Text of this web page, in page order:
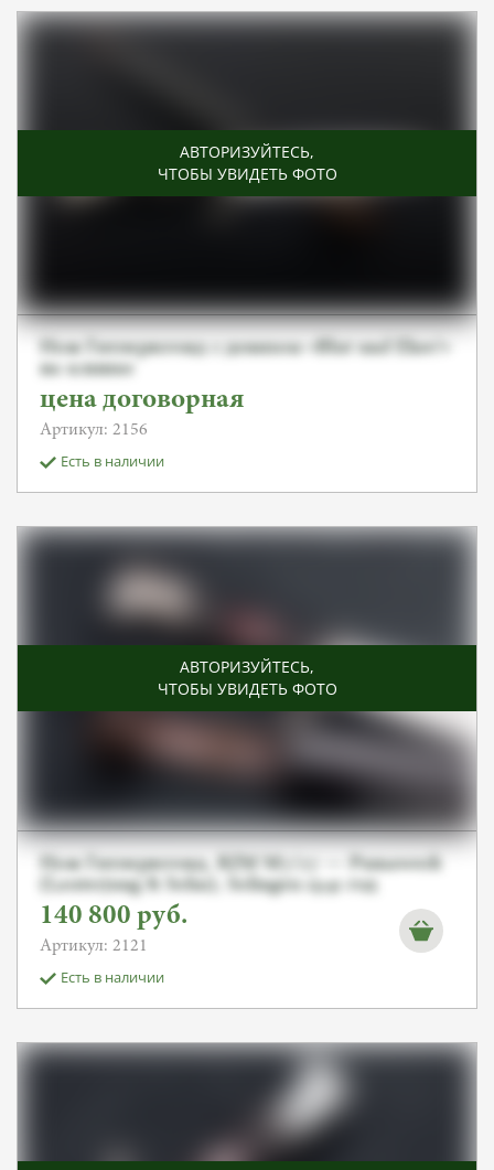
АВТОРИЗУЙТЕСЬ,
ЧТОБЫ УВИДЕТЬ ФОТО
Нож Гитлерюгенд с девизом «Blut und Ehre!»
на клинке
цена договорная
Артикул: 2156
Есть в наличии
АВТОРИЗУЙТЕСЬ,
ЧТОБЫ УВИДЕТЬ ФОТО
Нож Гитлерюгенд, RZM M7/27 — Pumawerk
(Lauterjung & Sohn), Solingen 1941 год
140 800 руб.
Артикул: 2121
Есть в наличии